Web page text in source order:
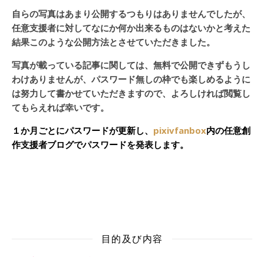
自らの写真はあまり公開するつもりはありませんでしたが、
任意支援者に対してなにか何か出来るものはないかと考えた
結果このような公開方法とさせていただきました。
写真が載っている記事に関しては、無料で公開できずもうし
わけありませんが、パスワード無しの枠でも楽しめるように
は努力して書かせていただきますので、よろしければ閲覧し
てもらえれば幸いです。
１か月ごとにパスワードが更新し、 pixivfanbox内の任意創
作支援者ブログでパスワードを発表します。
目的及び内容